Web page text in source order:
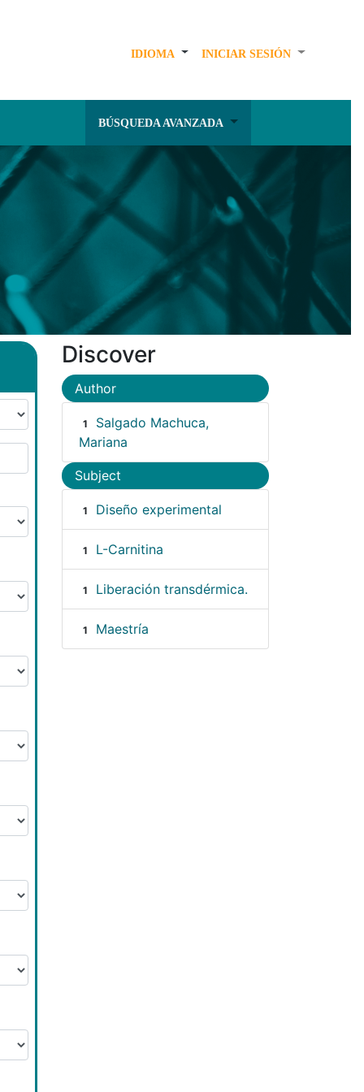
IDIOMA INICIAR SESIÓN
BÚSQUEDA AVANZADA
Discover
Author
1
Salgado Machuca,
Mariana
Subject
1 Diseño experimental
1 L-Carnitina
1 Liberación transdérmica.
1 Maestría